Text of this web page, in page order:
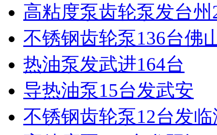
高粘度泵齿轮泵发台州
不锈钢齿轮泵136台佛
热油泵发武进164台
导热油泵15台发武安
不锈钢齿轮泵12台发